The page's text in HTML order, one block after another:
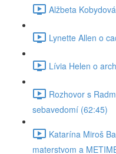
Alžbeta
Lynette Allen o
Lívia Helen o
Rozhovor s
sebavedomí (62:45)
Katarína Miroš
materstvom a